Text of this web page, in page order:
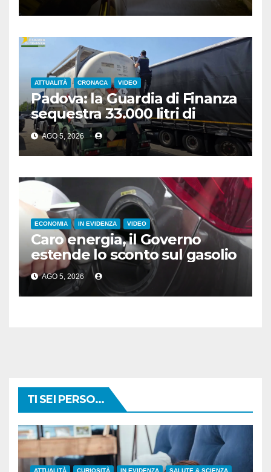
ATTUALITÀ CRONACA VIDEO
Padova: la Guardia di Finanza
sequestra 33.000 litri di
carburante di contrabbando
AGO 5, 2026
ECONOMIA IN EVIDENZA VIDEO
Caro energia, il Governo
estende lo sconto sul gasolio
AGO 5, 2026
TI SEI PERSO...
ATTUALITÀ CURIOSITÀ IN EVIDENZA SALUTE & SCIENZA